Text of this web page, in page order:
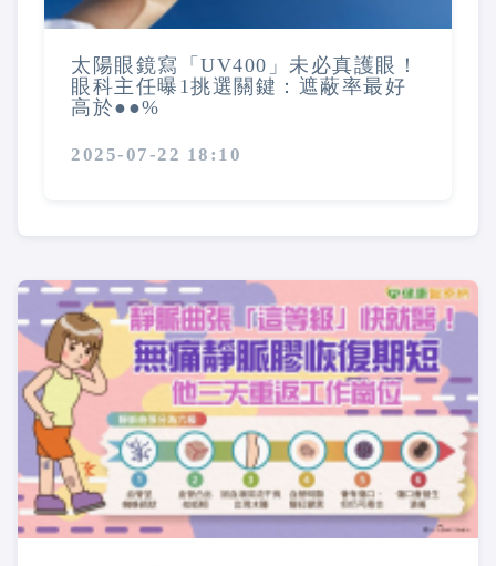
太陽眼鏡寫「UV400」未必真護眼！
眼科主任曝1挑選關鍵：遮蔽率最好
高於●●%
2025-07-22 18:10